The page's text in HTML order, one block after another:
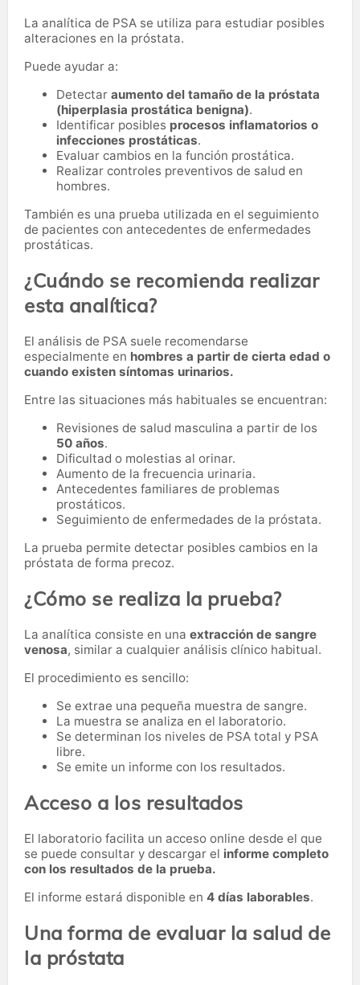
La analítica de PSA se utiliza para estudiar posibles
alteraciones en la próstata.
Puede ayudar a:
Detectar aumento del tamaño de la próstata
(hiperplasia prostática benigna).
Identificar posibles procesos inflamatorios o
infecciones prostáticas.
Evaluar cambios en la función prostática.
Realizar controles preventivos de salud en
hombres.
También es una prueba utilizada en el seguimiento
de pacientes con antecedentes de enfermedades
prostáticas.
¿Cuándo se recomienda realizar
esta analítica?
El análisis de PSA suele recomendarse
especialmente en hombres a partir de cierta edad o
cuando existen síntomas urinarios.
Entre las situaciones más habituales se encuentran:
Revisiones de salud masculina a partir de los
50 años.
Dificultad o molestias al orinar.
Aumento de la frecuencia urinaria.
Antecedentes familiares de problemas
prostáticos.
Seguimiento de enfermedades de la próstata.
La prueba permite detectar posibles cambios en la
próstata de forma precoz.
¿Cómo se realiza la prueba?
La analítica consiste en una extracción de sangre
venosa, similar a cualquier análisis clínico habitual.
El procedimiento es sencillo:
Se extrae una pequeña muestra de sangre.
La muestra se analiza en el laboratorio.
Se determinan los niveles de PSA total y PSA
libre.
Se emite un informe con los resultados.
Acceso a los resultados
El laboratorio facilita un acceso online desde el que
se puede consultar y descargar el informe completo
con los resultados de la prueba.
El informe estará disponible en 4 días laborables.
Una forma de evaluar la salud de
la próstata